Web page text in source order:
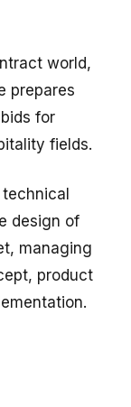
world,
prepares
for
fields.
design of
managing
product